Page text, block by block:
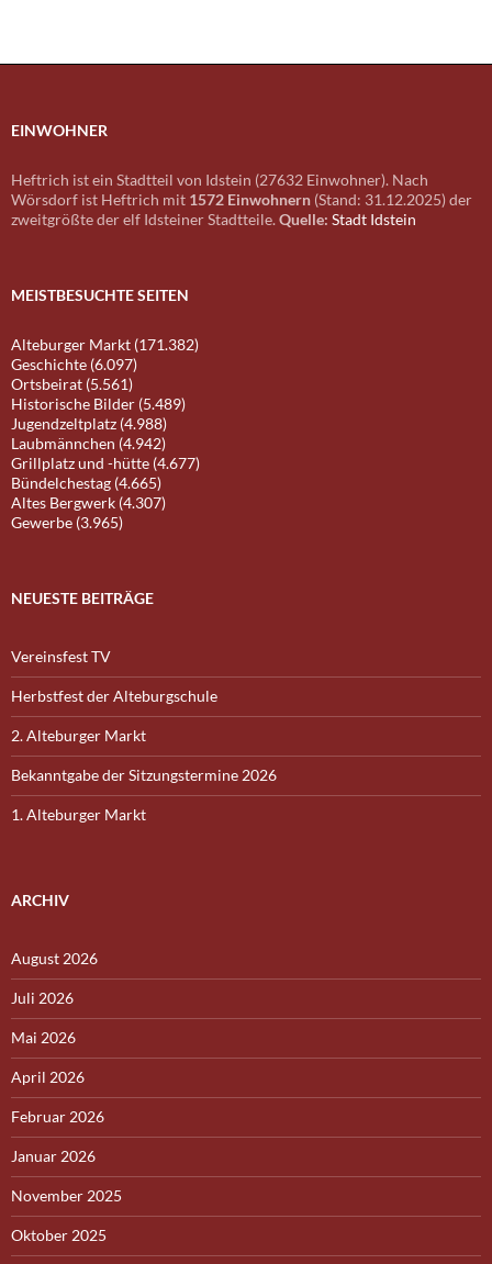
EINWOHNER
Heftrich ist ein Stadtteil von Idstein (27632 Einwohner). Nach
Wörsdorf ist Heftrich mit 1572 Einwohnern (Stand: 31.12.2025) der
zweitgrößte der elf Idsteiner Stadtteile.Quelle: Stadt Idstein
MEISTBESUCHTE SEITEN
Alteburger Markt (171.382)
Geschichte (6.097)
Ortsbeirat (5.561)
Historische Bilder (5.489)
Jugendzeltplatz (4.988)
Laubmännchen (4.942)
Grillplatz und -hütte (4.677)
Bündelchestag (4.665)
Altes Bergwerk (4.307)
Gewerbe (3.965)
NEUESTE BEITRÄGE
Vereinsfest TV
Herbstfest der Alteburgschule
2. Alteburger Markt
Bekanntgabe der Sitzungstermine 2026
1. Alteburger Markt
ARCHIV
August 2026
Juli 2026
Mai 2026
April 2026
Februar 2026
Januar 2026
November 2025
Oktober 2025